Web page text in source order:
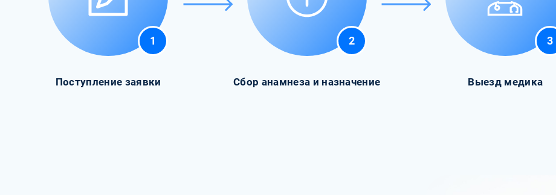
1
Поступление заявки
2
Сбор анамнеза и назначение
3
Выезд медика